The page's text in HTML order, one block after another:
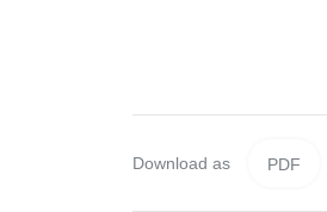
Download as PDF